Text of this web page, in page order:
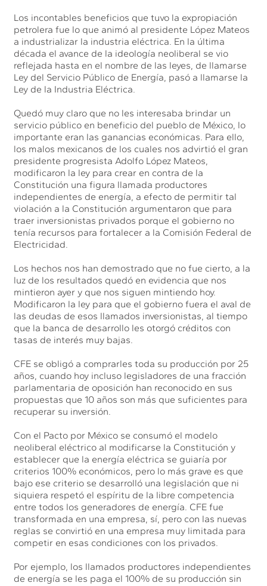
Los incontables beneficios que tuvo la expropiación
petrolera fue lo que animó al presidente López Mateos
a industrializar la industria eléctrica. En la última
década el avance de la ideología neoliberal se vio
reflejada hasta en el nombre de las leyes, de llamarse
Ley del Servicio Público de Energía, pasó a llamarse la
Ley de la Industria Eléctrica.
Quedó muy claro que no les interesaba brindar un
servicio público en beneficio del pueblo de México, lo
importante eran las ganancias económicas. Para ello,
los malos mexicanos de los cuales nos advirtió el gran
presidente progresista Adolfo López Mateos,
modificaron la ley para crear en contra de la
Constitución una figura llamada productores
independientes de energía, a efecto de permitir tal
violación a la Constitución argumentaron que para
traer inversionistas privados porque el gobierno no
tenía recursos para fortalecer a la Comisión Federal de
Electricidad.
Los hechos nos han demostrado que no fue cierto, a la
luz de los resultados quedó en evidencia que nos
mintieron ayer y que nos siguen mintiendo hoy.
Modificaron la ley para que el gobierno fuera el aval de
las deudas de esos llamados inversionistas, al tiempo
que la banca de desarrollo les otorgó créditos con
tasas de interés muy bajas.
CFE se obligó a comprarles toda su producción por 25
años, cuando hoy incluso legisladores de una fracción
parlamentaria de oposición han reconocido en sus
propuestas que 10 años son más que suficientes para
recuperar su inversión.
Con el Pacto por México se consumó el modelo
neoliberal eléctrico al modificarse la Constitución y
establecer que la energía eléctrica se guiaría por
criterios 100% económicos, pero lo más grave es que
bajo ese criterio se desarrolló una legislación que ni
siquiera respetó el espíritu de la libre competencia
entre todos los generadores de energía. CFE fue
transformada en una empresa, sí, pero con las nuevas
reglas se convirtió en una empresa muy limitada para
competir en esas condiciones con los privados.
Por ejemplo, los llamados productores independientes
de energía se les paga el 100% de su producción sin